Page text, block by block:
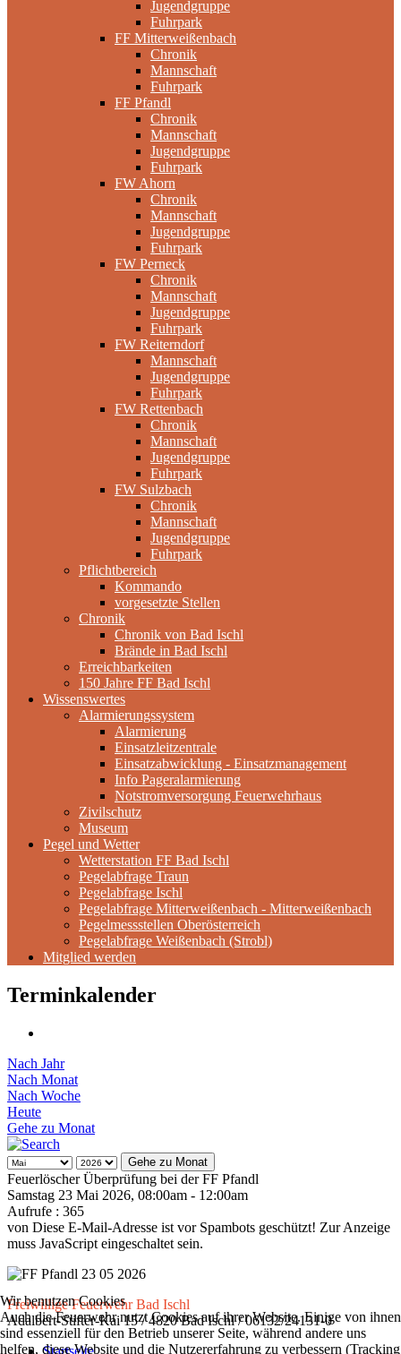
Jugendgruppe
Fuhrpark
FF Mitterweißenbach
Chronik
Mannschaft
Fuhrpark
FF Pfandl
Chronik
Mannschaft
Jugendgruppe
Fuhrpark
FW Ahorn
Chronik
Mannschaft
Jugendgruppe
Fuhrpark
FW Perneck
Chronik
Mannschaft
Jugendgruppe
Fuhrpark
FW Reiterndorf
Mannschaft
Jugendgruppe
Fuhrpark
FW Rettenbach
Chronik
Mannschaft
Jugendgruppe
Fuhrpark
FW Sulzbach
Chronik
Mannschaft
Jugendgruppe
Fuhrpark
Pflichtbereich
Kommando
vorgesetzte Stellen
Chronik
Chronik von Bad Ischl
Brände in Bad Ischl
Erreichbarkeiten
150 Jahre FF Bad Ischl
Wissenswertes
Alarmierungssystem
Alarmierung
Einsatzleitzentrale
Einsatzabwicklung - Einsatzmanagement
Info Pageralarmierung
Notstromversorgung Feuerwehrhaus
Zivilschutz
Museum
Pegel und Wetter
Wetterstation FF Bad Ischl
Pegelabfrage Traun
Pegelabfrage Ischl
Pegelabfrage Mitterweißenbach - Mitterweißenbach
Pegelmessstellen Oberösterreich
Pegelabfrage Weißenbach (Strobl)
Mitglied werden
Terminkalender
Nach Jahr
Nach Monat
Nach Woche
Heute
Gehe zu Monat
Gehe zu Monat
Feuerlöscher Überprüfung bei der FF Pfandl
Samstag 23 Mai 2026, 08:00am - 12:00am
Aufrufe : 365
von Diese E-Mail-Adresse ist vor Spambots geschützt! Zur Anzeige
muss JavaScript eingeschaltet sein.
Freiwillige Feuerwehr Bad Ischl
Adalbert-Stifter-Kai 15 / 4820 Bad Ischl / 06132/24131-0
Startseite
Wir benutzen Cookies
Auch die Feuerwehr nutzt Cookies auf ihrer Website. Einige von ihnen
sind essenziell für den Betrieb unserer Seite, während andere uns
helfen, diese Website und die Nutzererfahrung zu verbessern (Tracking